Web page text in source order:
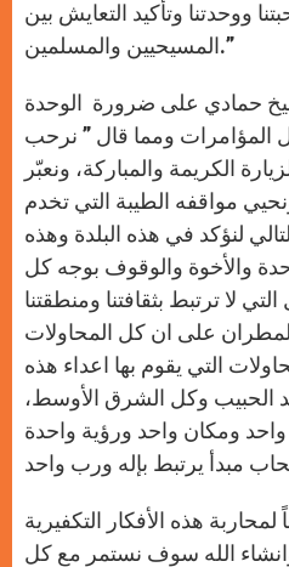
ووحدتنا وتأكيد التعايش بين
المسيحيين والمسلمين.”
حمادي على ضرورة الوحدة
المؤامرات ومما قال ” نرحب
الكريمة والمباركة، ونعبّر
مواقفه الطيبة التي تخدم
لنؤكد في هذه البلدة وهذه
والأخوة والوقوف بوجه كل
لا ترتبط بثقافتنا ومنطقتنا
المطران على ان كل المحاولات
التي يقوم بها اعداء هذه
الحبيب وكل الشرق الأوسط،
ومكان واحد ورؤية واحدة
لمحاربة هذه الأفكار التكفيرية
وانشاء الله سوف نستمر مع كل